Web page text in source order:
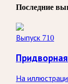
Последние
Выпуск 710
На